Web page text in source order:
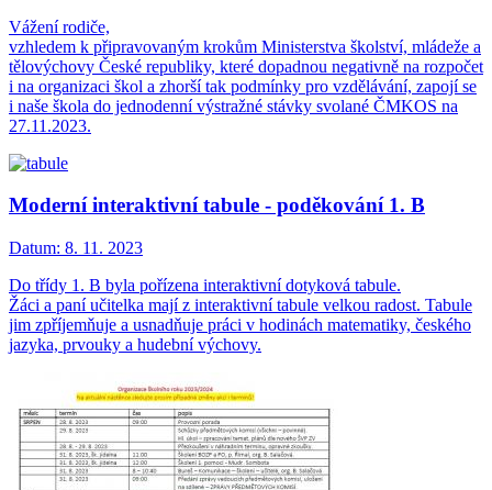
Vážení rodiče,
vzhledem k připravovaným krokům Ministerstva školství, mládeže a
tělovýchovy České republiky, které dopadnou negativně na rozpočet
i na organizaci škol a zhorší tak podmínky pro vzdělávání, zapojí se
i naše škola do jednodenní výstražné stávky svolané ČMKOS na
27.11.2023.
Moderní interaktivní tabule - poděkování 1. B
Datum: 8. 11. 2023
Do třídy 1. B byla pořízena interaktivní dotyková tabule.
Žáci a paní učitelka mají z interaktivní tabule velkou radost. Tabule
jim zpříjemňuje a usnadňuje práci v hodinách matematiky, českého
jazyka, prvouky a hudební výchovy.